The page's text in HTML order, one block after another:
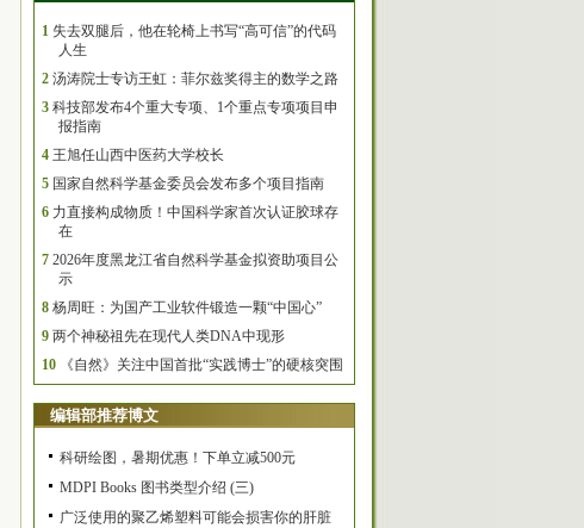
1 失去双腿后，他在轮椅上书写“高可信”的代码
人生
2 汤涛院士专访王虹：菲尔兹奖得主的数学之路
3 科技部发布4个重大专项、1个重点专项项目申
报指南
4 王旭任山西中医药大学校长
5 国家自然科学基金委员会发布多个项目指南
6 力直接构成物质！中国科学家首次认证胶球存
在
7 2026年度黑龙江省自然科学基金拟资助项目公
示
8 杨周旺：为国产工业软件锻造一颗“中国心”
9 两个神秘祖先在现代人类DNA中现形
10
《自然》关注中国首批“实践博士”的硬核突围
编辑部推荐博文
科研绘图，暑期优惠！下单立减500元
MDPI Books 图书类型介绍 (三)
广泛使用的聚乙烯塑料可能会损害你的肝脏